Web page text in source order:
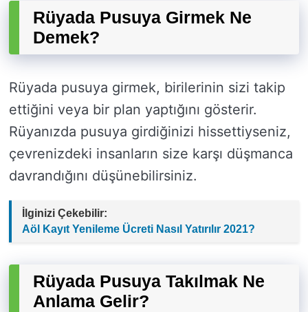
Rüyada Pusuya Girmek Ne
Demek?
Rüyada pusuya girmek, birilerinin sizi takip
ettiğini veya bir plan yaptığını gösterir.
Rüyanızda pusuya girdiğinizi hissettiyseniz,
çevrenizdeki insanların size karşı düşmanca
davrandığını düşünebilirsiniz.
İlginizi Çekebilir:
Aöl Kayıt Yenileme Ücreti Nasıl Yatırılır 2021?
Rüyada Pusuya Takılmak Ne
Anlama Gelir?